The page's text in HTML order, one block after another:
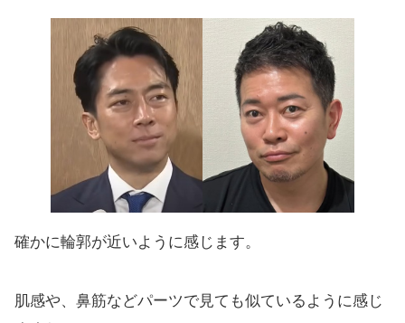
確かに輪郭が近いように感じます。
肌感や、鼻筋などパーツで見ても似ているように感じ